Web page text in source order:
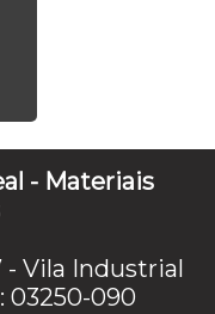
- Materiais
- Vila Industrial
03250-090